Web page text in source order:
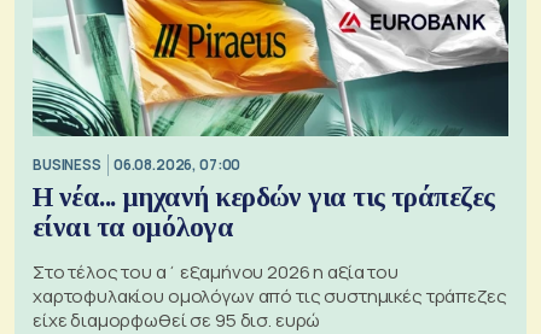
BUSINESS 06.08.2026, 07:00
Η νέα... μηχανή κερδών για τις τράπεζες
είναι τα ομόλογα
Στο τέλος του α΄ εξαμήνου 2026 η αξία του
χαρτοφυλακίου ομολόγων από τις συστημικές τράπεζες
είχε διαμορφωθεί σε 95 δισ. ευρώ